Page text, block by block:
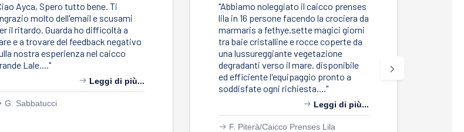
Ayca, Spero tutto bene. Ti
molto dell'email e scusami
il ritardo. Guarda ho difficoltà a
e a trovare del feedback negativo
nostra esperienza nel caicco
Lale...."
Leggi di più...
G. Sabbatucci
"Abbiamo noleggiato il caicco prenses
lila in 16 persone facendo la crociera da
marmaris a fethye.sette magici giorni
tra baie cristalline e rocce coperte da
una lussureggiante vegetazione
degradanti verso il mare. disponibile
ed efficiente l'equipaggio pronto a
soddisfate ogni richiesta...."
Leggi di più...
F. Piterà/Caicco Prenses Lila